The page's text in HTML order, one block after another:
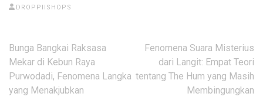
DROPPIISHOPS
Navigasi
pos
Bunga Bangkai Raksasa
Mekar di Kebun Raya
Purwodadi, Fenomena Langka
yang Menakjubkan
Fenomena Suara Misterius
dari Langit: Empat Teori
tentang The Hum yang Masih
Membingungkan